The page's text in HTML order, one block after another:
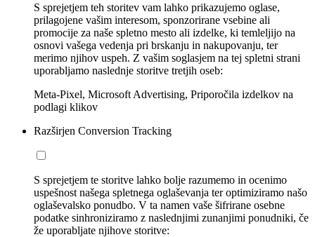
S sprejetjem teh storitev vam lahko prikazujemo oglase,
prilagojene vašim interesom, sponzorirane vsebine ali
promocije za naše spletno mesto ali izdelke, ki temleljijo na
osnovi vašega vedenja pri brskanju in nakupovanju, ter
merimo njihov uspeh. Z vašim soglasjem na tej spletni strani
uporabljamo naslednje storitve tretjih oseb:
Meta-Pixel, Microsoft Advertising, Priporočila izdelkov na
podlagi klikov
Razširjen Conversion Tracking
S sprejetjem te storitve lahko bolje razumemo in ocenimo
uspešnost našega spletnega oglaševanja ter optimiziramo našo
oglaševalsko ponudbo. V ta namen vaše šifrirane osebne
podatke sinhroniziramo z naslednjimi zunanjimi ponudniki, če
že uporabljate njihove storitve: